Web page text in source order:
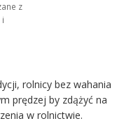
z
i
rolnicy bez wahania
prędzej by zdążyć na
w rolnictwie.